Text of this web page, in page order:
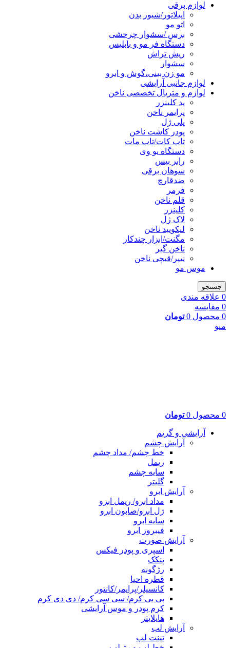
لوازم برقی
اپیلاتور/شیور بدن
اتو مو
برس /سشوار چرخشی
دستگاه فر مو و بابلیس
ریش تراش
سشوار
مو زن بینی،گوش و ابرو
لوازم جانبی آرایشی
لوازم و متریال تخصصی ناخن
پد کلینزر
پرایمر ناخن
پلی ژل
پودر کاشت ناخن
تاپ کات/تاپ مات
دستگاه یو وی
رابر بیس
سوهان برقی
ضدقارچ
فرمر
قلم ناخن
کلینزر
لاک ژل
لیکوييد ناخن
مگنت/ابزار چندکار
ناخن گیر
نیپر/قیچی ناخن
موس مو
جستجو
0 علاقه مندی
0 مقایسه
0 محصول 0 تومان
منو
0 محصول 0 تومان
آرایشی و گریم
آرایش چشم
خط چشم/ مداد چشم
ریمل
سایه چشم
گلیتر
آرایش ابرو
مداد ابرو/ ریمل ابرو
ژل ابرو/صابون ابرو
سایه ابرو
فیبروز ابرو
آرایش صورت
اسپری و پودر فیکس
پنکک
رژگونه
قطره احیا
کانسیلر/پرایمر/کانتور
بی بی کرم/ سی سی کرم/ دی دی کرم
کرم پودر و موس آرایشی
هایلایتر
آرایش لب
تینت لب